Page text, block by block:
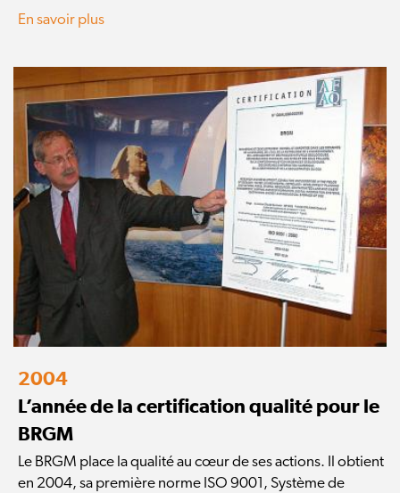
En savoir plus
2004
L’année de la certification qualité pour le
BRGM
Le BRGM place la qualité au cœur de ses actions. Il obtient
en 2004, sa première norme ISO 9001, Système de